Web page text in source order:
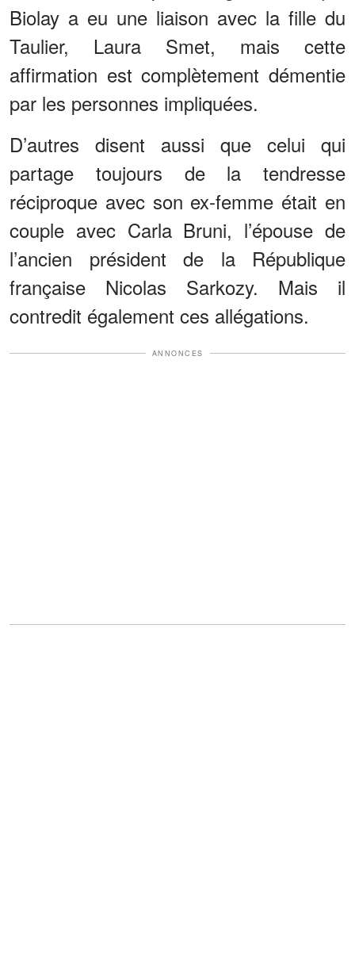
Biolay a eu une liaison avec la fille du
Taulier, Laura Smet, mais cette
affirmation est complètement démentie
par les personnes impliquées.
D’autres disent aussi que celui qui
partage toujours de la tendresse
réciproque avec son ex-femme était en
couple avec Carla Bruni, l’épouse de
l’ancien président de la République
française Nicolas Sarkozy. Mais il
contredit également ces allégations.
ANNONCES